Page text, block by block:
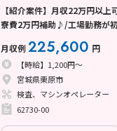
【紹介案件】月収22万円以
寮費2万円補助♪/工場勤務が
月収例225,600 円
【時給】1,200円～
宮城県栗原市
検査、マシンオペレーター
62730-00